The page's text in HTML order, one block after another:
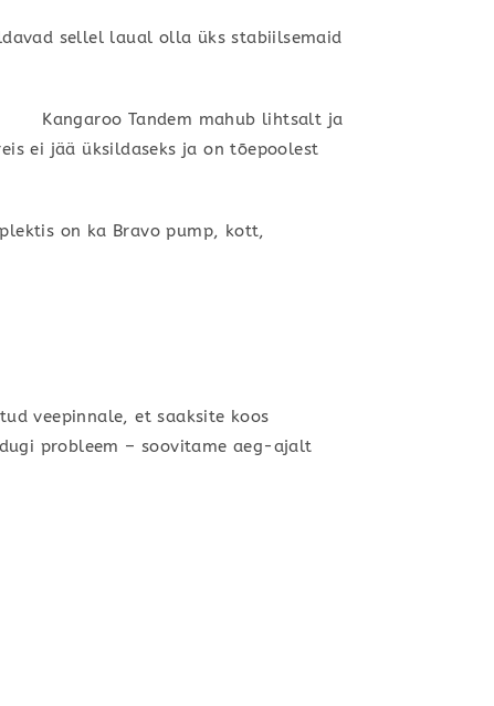
sellel laual olla üks stabiilsemaid
Kangaroo Tandem mahub lihtsalt ja
ei jää üksildaseks ja on tõepoolest
on ka Bravo pump, kott,
veepinnale, et saaksite koos
– soovitame aeg-ajalt